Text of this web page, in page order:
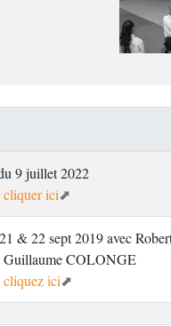
9 juillet 2022
cliquer ici
& 22 sept 2019 avec
COLONGE
cliquez ici